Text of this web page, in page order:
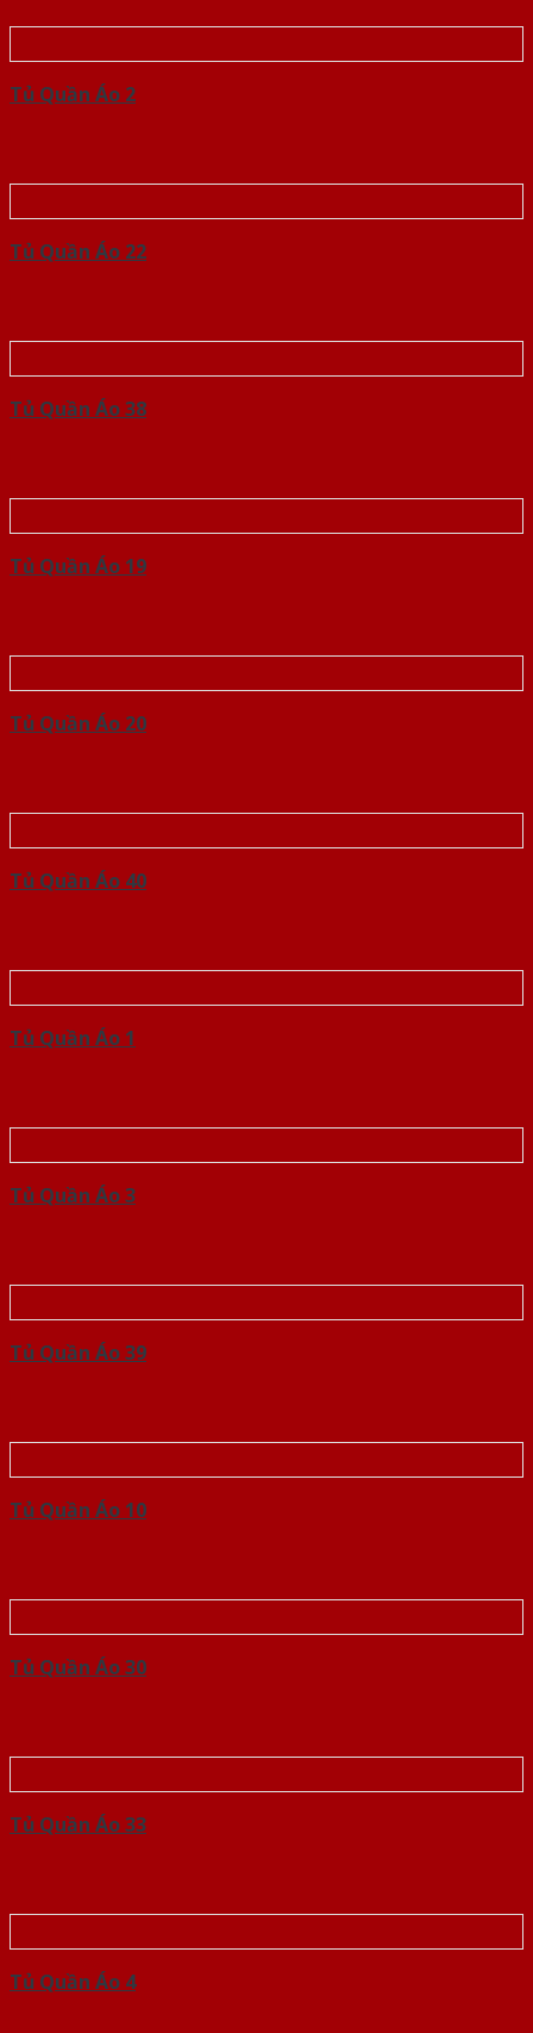
Tủ Quần Áo 2
Tủ Quần Áo 22
Tủ Quần Áo 38
Tủ Quần Áo 19
Tủ Quần Áo 20
Tủ Quần Áo 40
Tủ Quần Áo 1
Tủ Quần Áo 3
Tủ Quần Áo 39
Tủ Quần Áo 10
Tủ Quần Áo 30
Tủ Quần Áo 33
Tủ Quần Áo 4